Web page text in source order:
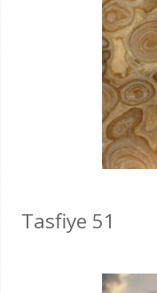
Tasfiye 51